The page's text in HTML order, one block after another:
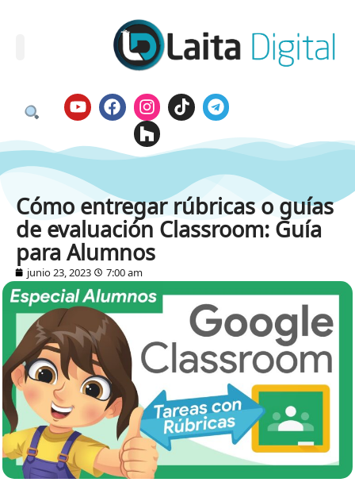
Cómo entregar rúbricas o guías
de evaluación Classroom: Guía
para Alumnos
junio 23, 2023 7:00 am